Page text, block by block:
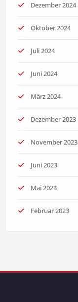
Dezember 2024
Oktober 2024
Juli 2024
Juni 2024
März 2024
Dezember 2023
November 2023
Juni 2023
Mai 2023
Februar 2023